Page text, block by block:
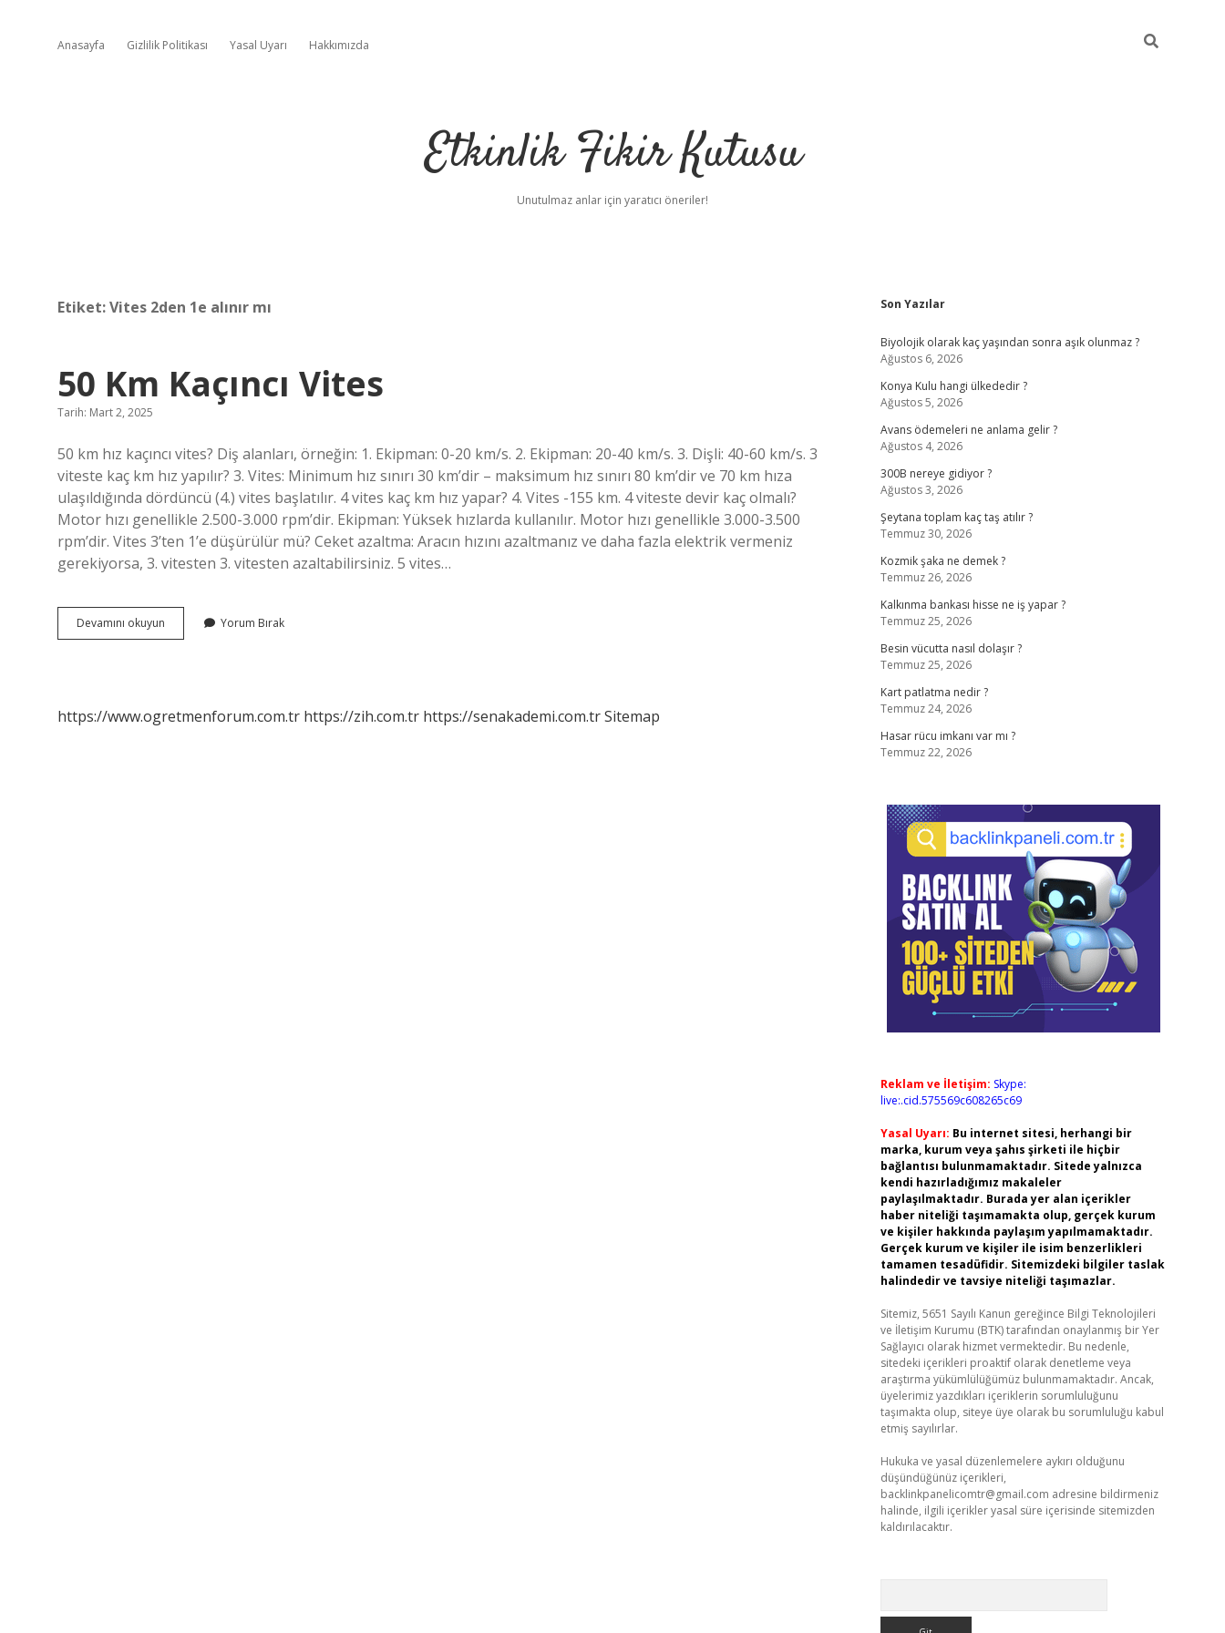
Anasayfa Gizlilik Politikası Yasal Uyarı Hakkımızda
Etkinlik Fikir Kutusu
Unutulmaz anlar için yaratıcı öneriler!
Etiket:Vites 2den 1e alınır mı
50 Km Kaçıncı Vites
Tarih: Mart 2, 2025
50 km hız kaçıncı vites? Diş alanları, örneğin: 1. Ekipman: 0-20 km/s. 2. Ekipman: 20-40 km/s. 3. Dişli: 40-60 km/s. 3
viteste kaç km hız yapılır? 3. Vites: Minimum hız sınırı 30 km’dir – maksimum hız sınırı 80 km’dir ve 70 km hıza
ulaşıldığında dördüncü (4.) vites başlatılır. 4 vites kaç km hız yapar? 4. Vites -155 km. 4 viteste devir kaç olmalı?
Motor hızı genellikle 2.500-3.000 rpm’dir. Ekipman: Yüksek hızlarda kullanılır. Motor hızı genellikle 3.000-3.500
rpm’dir. Vites 3’ten 1’e düşürülür mü? Ceket azaltma: Aracın hızını azaltmanız ve daha fazla elektrik vermeniz
gerekiyorsa, 3. vitesten 3. vitesten azaltabilirsiniz. 5 vites…
Devamını okuyun
Km
Yorum Bırak
https://www.ogretmenforum.com.tr https://zih.com.tr https://senakademi.com.trSitemap
Sidebar
Son Yazılar
Biyolojik olarak kaç yaşından sonra aşık olunmaz ?
Ağustos 6, 2026
Konya Kulu hangi ülkededir ?
Ağustos 5, 2026
Avans ödemeleri ne anlama gelir ?
Ağustos 4, 2026
300B nereye gidiyor ?
Ağustos 3, 2026
Şeytana toplam kaç taş atılır ?
Temmuz 30, 2026
Kozmik şaka ne demek ?
Temmuz 26, 2026
Kalkınma bankası hisse ne iş yapar ?
Temmuz 25, 2026
Besin vücutta nasıl dolaşır ?
Temmuz 25, 2026
Kart patlatma nedir ?
Temmuz 24, 2026
Hasar rücu imkanı var mı ?
Temmuz 22, 2026
Reklam ve İletişim: Skype:
live:.cid.575569c608265c69
Yasal Uyarı: Bu internet sitesi, herhangi bir
marka, kurum veya şahıs şirketi ile hiçbir
bağlantısı bulunmamaktadır. Sitede yalnızca
kendi hazırladığımız makaleler
paylaşılmaktadır. Burada yer alan içerikler
haber niteliği taşımamakta olup, gerçek kurum
ve kişiler hakkında paylaşım yapılmamaktadır.
Gerçek kurum ve kişiler ile isim benzerlikleri
tamamen tesadüfidir. Sitemizdeki bilgiler taslak
halindedir ve tavsiye niteliği taşımazlar.
Sitemiz, 5651 Sayılı Kanun gereğince Bilgi Teknolojileri
ve İletişim Kurumu (BTK) tarafından onaylanmış bir Yer
Sağlayıcı olarak hizmet vermektedir. Bu nedenle,
sitedeki içerikleri proaktif olarak denetleme veya
araştırma yükümlülüğümüz bulunmamaktadır. Ancak,
üyelerimiz yazdıkları içeriklerin sorumluluğunu
taşımakta olup, siteye üye olarak bu sorumluluğu kabul
etmiş sayılırlar.
Hukuka ve yasal düzenlemelere aykırı olduğunu
düşündüğünüz içerikleri,
backlinkpanelicomtr@gmail.com adresine bildirmeniz
halinde, ilgili içerikler yasal süre içerisinde sitemizden
kaldırılacaktır.